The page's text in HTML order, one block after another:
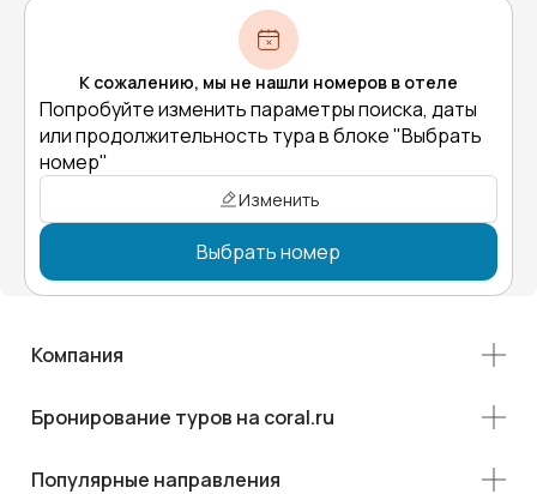
К сожалению, мы не нашли номеров в отеле
Попробуйте изменить параметры поиска, даты
или продолжительность тура в блоке "Выбрать
номер"
Изменить
Выбрать номер
Компания
Бронирование туров на coral.ru
Популярные направления